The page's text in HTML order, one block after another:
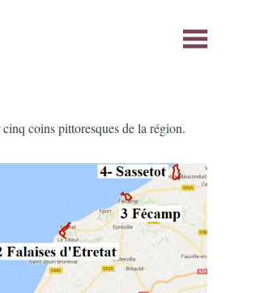
coins pittoresques de la région.